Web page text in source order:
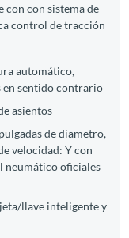
con con sistema de
control de tracción
automático,
en sentido contrario
asientos
de diametro,
velocidad: Y con
neumático oficiales
llave inteligente y